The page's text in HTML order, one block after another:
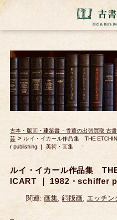
古本・版画・建築書・骨董の出張買取 古
芸 >ルイ・イカール作品集 THE
r publishing ｜ 美術・画集
ルイ・イカール作品集
ICART ｜ 1982・schiffer
関連: 画集, 銅版画, エッチン